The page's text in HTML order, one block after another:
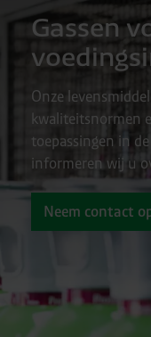
Gassen
Onze
kwaliteitsnormen
toepassingen in
informeren wij u
Neem contact